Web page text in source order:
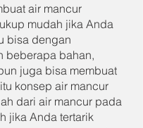
air mancur
mudah jika Anda
bisa dengan
beberapa bahan,
juga bisa membuat
konsep air mancur
dari air mancur pada
jika Anda tertarik